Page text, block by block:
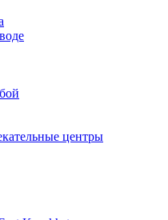
центры